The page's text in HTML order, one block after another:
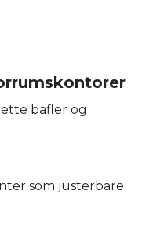
bafler og
som justerbare